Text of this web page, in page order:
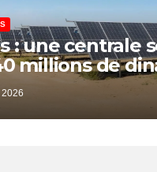
: une centrale
millions de
la
et créer